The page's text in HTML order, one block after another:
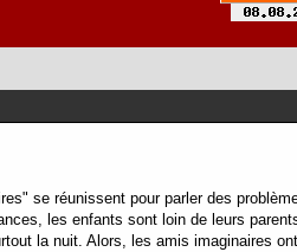
se réunissent pour parler des
les enfants sont loin de leurs
la nuit. Alors, les amis imaginaires